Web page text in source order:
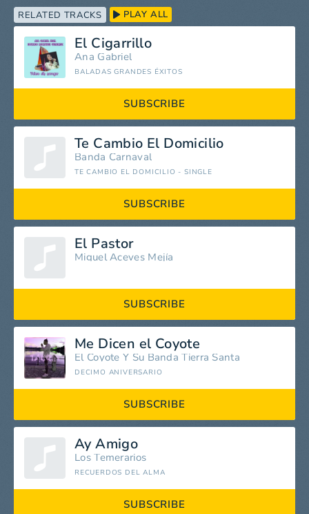
RELATED TRACKS PLAY ALL
El Cigarrillo
Ana Gabriel
BALADAS GRANDES ÉXITOS
SUBSCRIBE
Te Cambio El Domicilio
Banda Carnaval
TE CAMBIO EL DOMICILIO - SINGLE
SUBSCRIBE
El Pastor
Miguel Aceves Mejía
SUBSCRIBE
Me Dicen el Coyote
El Coyote Y Su Banda Tierra Santa
DECIMO ANIVERSARIO
SUBSCRIBE
Ay Amigo
Los Temerarios
RECUERDOS DEL ALMA
SUBSCRIBE